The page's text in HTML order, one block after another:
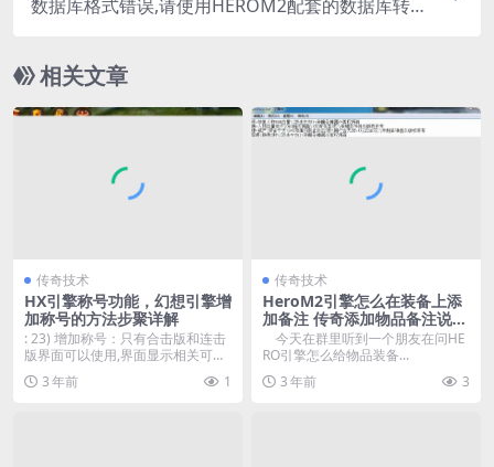
数据库格式错误,请使用HEROM2配套的数据库转换
相关文章
传奇技术
HX引擎称号功能，幻想引擎增
加称号的方法步聚详解
: 23) 增加称号：只有合击版和连击
版界面可以使用,界面显示相关可以
自行调整G...
3 年前 1
传奇技术
HeroM2引擎怎么在装备上添
加备注 传奇添加物品备注说明
的方法
今天在群里听到一个朋友在问HE
RO引擎怎么给物品装备...
3 年前
3